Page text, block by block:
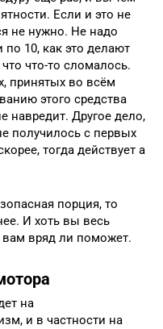
Если и это не
не нужно. Не надо
по 10, как это делают
что-то сломалось.
принятых во всём
этого средства
навредит. Другое дело,
получилось с первых
тогда действует а
порция, то
И хоть вы весь
вам вряд ли поможет.
на
и в частности на